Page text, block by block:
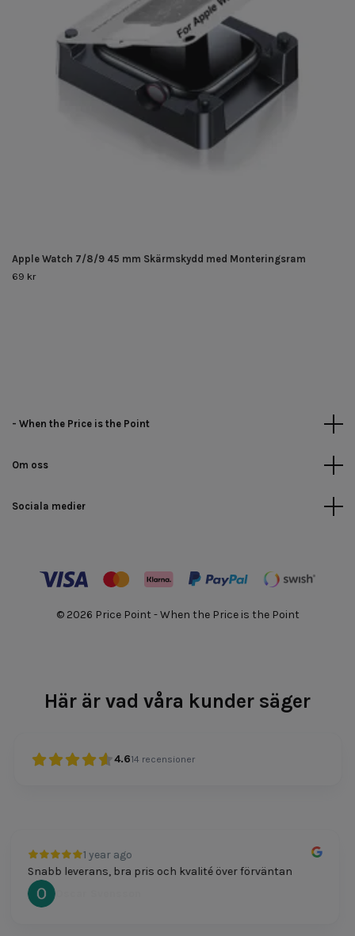
Apple Watch 7/8/9 45 mm Skärmskydd med Monteringsram
69 kr
- When the Price is the Point
Om oss
Sociala medier
© 2026 Price Point - When the Price is the Point
Här är vad våra kunder säger
4.614 recensioner
1 year ago
Snabb leverans, bra pris och kvalité över förväntan
Oscar Svensson